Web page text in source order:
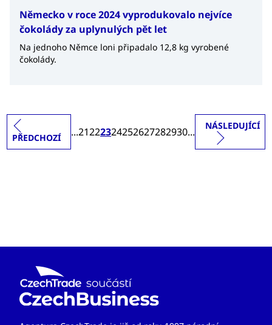
Německo v roce 2024 vyprodukovalo nejvíce
čokolády za uplynulých pět let
Na jednoho Němce loni připadalo 12,8 kg vyrobené
čokolády.
PŘEDCHOZÍ ...21222324252627282930... NÁSLEDUJÍCÍ